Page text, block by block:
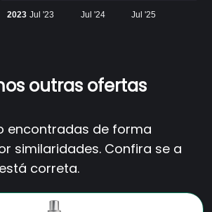
2023 Jul '23 Jul '24 Jul '25
outras ofertas
encontradas de forma
similaridades. Confira se a
correta.